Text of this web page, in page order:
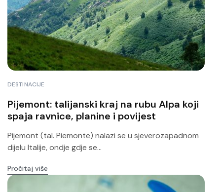
DESTINACIJE
Pijemont: talijanski kraj na rubu Alpa koji
spaja ravnice, planine i povijest
Pijemont (tal. Piemonte) nalazi se u sjeverozapadnom
dijelu Italije, ondje gdje se...
Pročitaj više